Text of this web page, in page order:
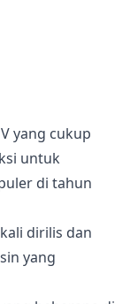
yang cukup
untuk
di tahun
dirilis dan
yang